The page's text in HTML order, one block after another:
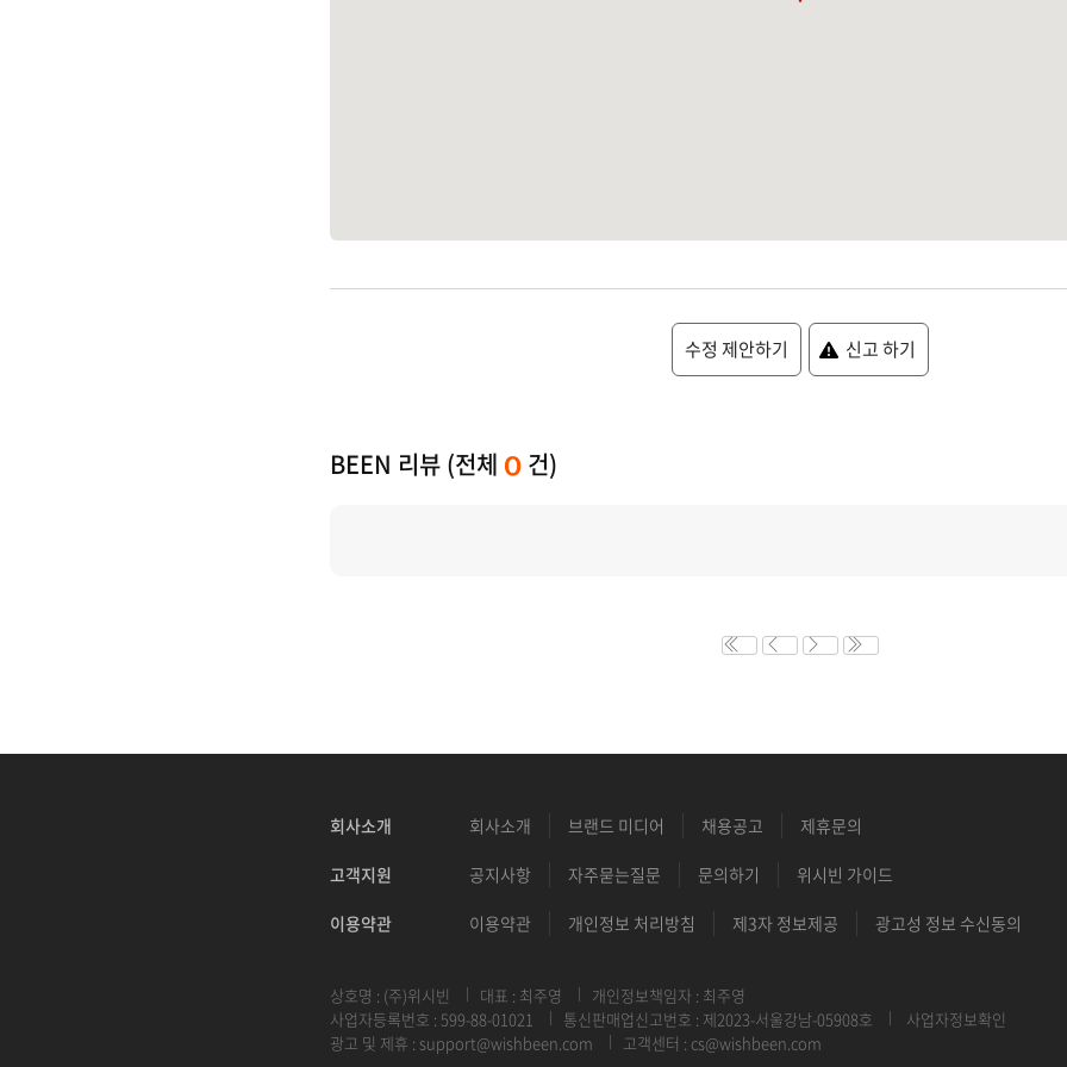
수정 제안하기 신고 하기
BEEN 리뷰 (전체 0 건)
회사소개 회사소개 브랜드 미디어 채용공고 제휴문의
고객지원 공지사항 자주묻는질문 문의하기 위시빈 가이드
이용약관 이용약관 개인정보 처리방침 제3자 정보제공 광고성 정보 수신동의
상호명 : (주)위시빈 대표 : 최주영
개인정보책임자 : 최주영
사업자등록번호 : 599-88-01021
통신판매업신고번호 : 제2023-서울강남-05908호
사업자정보확인
광고 및 제휴 : support@wishbeen.com 고객센터 : cs@wishbeen.com